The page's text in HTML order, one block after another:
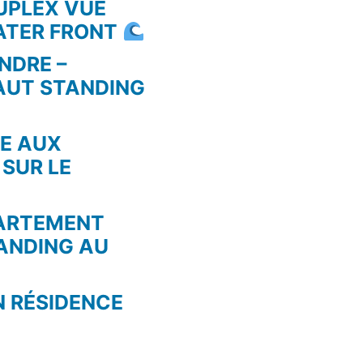
VUE
FRONT
–
STANDING
AUX
LE
AU
RÉSIDENCE